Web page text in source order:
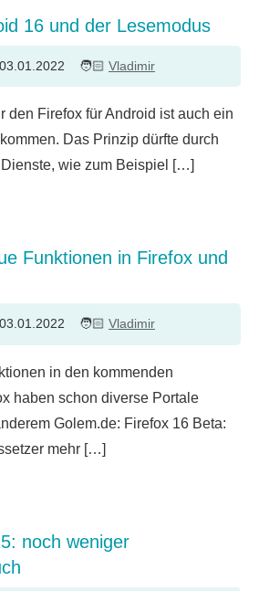
16 und der Lesemodus
03.01.2022 Vladimir
den Firefox für Android ist auch ein
Das Prinzip dürfte durch
wie zum Beispiel […]
Funktionen in Firefox und
03.01.2022 Vladimir
in den kommenden
haben schon diverse Portale
Golem.de: Firefox 16 Beta:
mehr […]
noch weniger